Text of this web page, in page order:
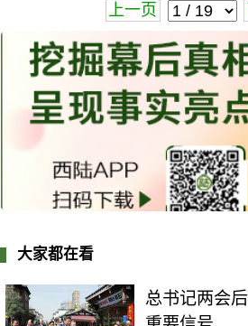
上一页
大家都在看
总书记两会